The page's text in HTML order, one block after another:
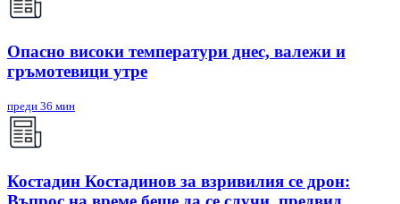
Опасно високи температури днес, валежи и
гръмотевици утре
преди 36 мин
Костадин Костадинов за взривилия се дрон: